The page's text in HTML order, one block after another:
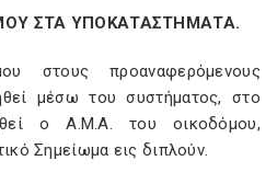
ΣΤΑ ΥΠΟΚΑΤΑΣΤΗΜΑΤΑ.
στους προαναφερόμενους
μέσω του συστήματος, στο
ο Α.Μ.Α. του οικοδόμου,
Σημείωμα εις διπλούν.